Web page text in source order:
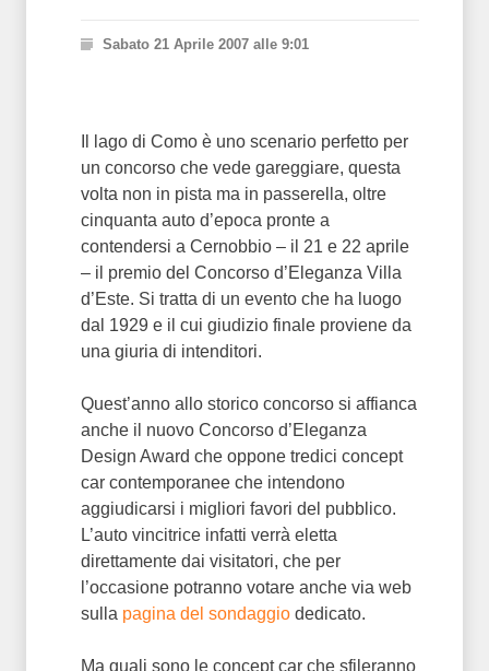
Sabato 21 Aprile 2007 alle 9:01
Il lago di Como è uno scenario perfetto per
un concorso che vede gareggiare, questa
volta non in pista ma in passerella, oltre
cinquanta auto d’epoca pronte a
contendersi a Cernobbio – il 21 e 22 aprile
– il premio del Concorso d’Eleganza Villa
d’Este. Si tratta di un evento che ha luogo
dal 1929 e il cui giudizio finale proviene da
una giuria di intenditori.
Quest’anno allo storico concorso si affianca
anche il nuovo Concorso d’Eleganza
Design Award che oppone tredici concept
car contemporanee che intendono
aggiudicarsi i migliori favori del pubblico.
L’auto vincitrice infatti verrà eletta
direttamente dai visitatori, che per
l’occasione potranno votare anche via web
sulla pagina del sondaggio dedicato.
Ma quali sono le concept car che sfileranno